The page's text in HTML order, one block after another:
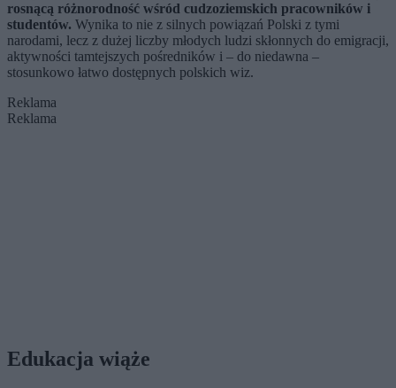
rosnącą różnorodność wśród cudzoziemskich pracowników i
studentów. Wynika to nie z silnych powiązań Polski z tymi
narodami, lecz z dużej liczby młodych ludzi skłonnych do emigracji,
aktywności tamtejszych pośredników i – do niedawna –
stosunkowo łatwo dostępnych polskich wiz.
Reklama
Reklama
Edukacja wiąże